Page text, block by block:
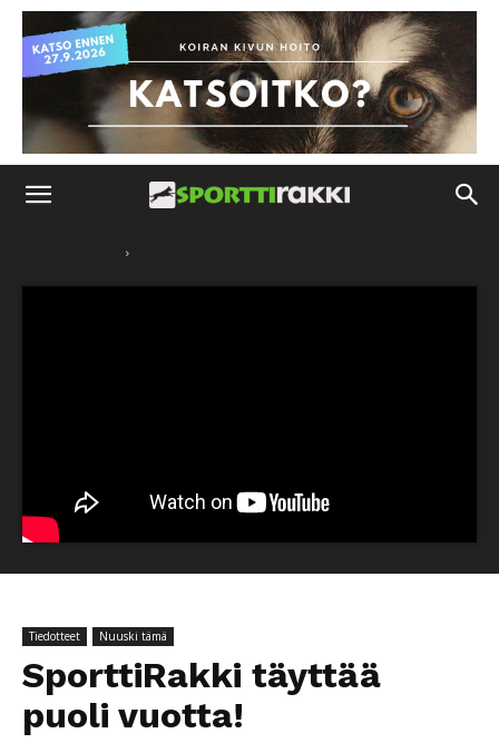
Tiedotteet Nuuski tämä
SporttiRakki täyttää
puoli vuotta!